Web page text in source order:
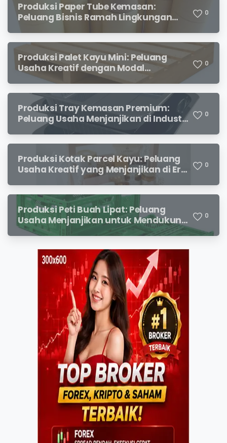
Produksi Paper Tube Kemasan:
Peluang Bisnis Ramah Lingkungan
0
Produksi Palet Kayu Mini: Peluang
Usaha Kreatif dengan Modal
Terjangkau dan Potensi Keuntungan
0
Produksi Tray Kemasan Premium:
Peluang Usaha Menjanjikan di Industri
Packaging Modern
0
Produksi Kotak Parcel Kayu: Peluang
Usaha Kreatif yang Menjanjikan di Era
Kemasan Premium
0
Produksi Peti Buah Lipat: Peluang
Usaha Menjanjikan untuk Mendukung
Distribusi Hasil Pertanian
0